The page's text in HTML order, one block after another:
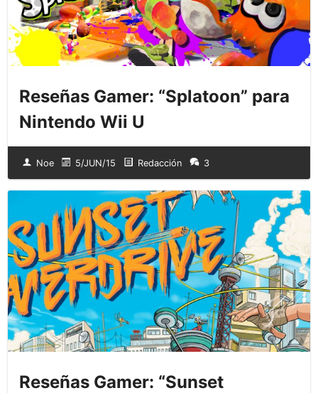
Reseñas Gamer: “Splatoon” para
Nintendo Wii U
Noe 5/JUN/15 Redacción 3
Reseñas Gamer: “Sunset